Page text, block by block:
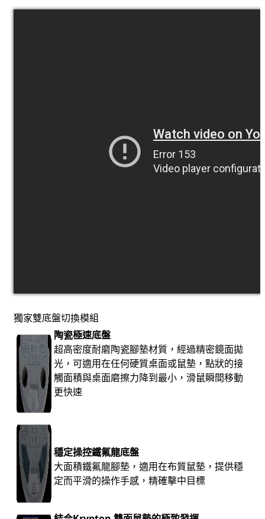
獨家雙底盤切換模組
陶瓷極速底盤
超高密度耐磨陶瓷腳墊材質，經過精密鏡面拋
光，可適用在任何硬質桌面或鼠墊，點狀的接
觸面積與桌面磨擦力降到最小，滑鼠瞬間移動
更快速
穩定操控鐵氟龍底盤
大面積鐵氟龍腳墊，適用在布質鼠墊，提供穩
定而平滑的操作手感，精確擊中目標